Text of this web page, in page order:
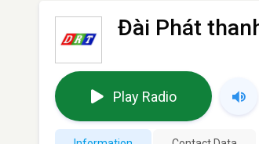
Đài Phát
Play Radio